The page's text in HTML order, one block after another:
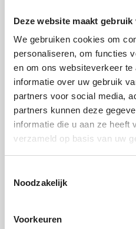
Deze website maakt gebruik
We gebruiken cookies om
personaliseren, om functies
en om ons websiteverkeer
informatie over uw gebruik
partners voor social media,
partners kunnen deze
informatie die u aan ze heeft
verzameld op basis van uw
Noodzakelijk
Voorkeuren
Schadeafkoop
Op voorraad